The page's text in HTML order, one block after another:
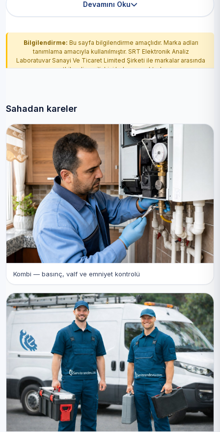
Devamını Oku
Bilgilendirme: Bu sayfa bilgilendirme amaçlıdır. Marka adları
tanımlama amacıyla kullanılmıştır. SRT Elektronik Analiz
Laboratuvar Sanayi Ve Ticaret Limited Şirketi ile markalar arasında
yetkilendirme ilişkisi bulunmamaktadır.
Sahadan kareler
Kombi — basınç, valf ve emniyet kontrolü